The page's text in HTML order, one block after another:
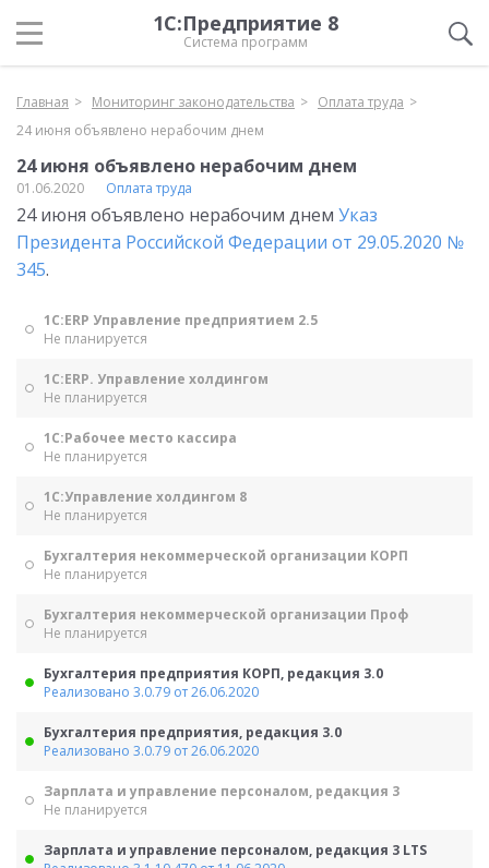
1С:Предприятие 8
Система программ
Главная Мониторинг законодательства
Оплата труда
24 июня объявлено нерабочим днем
24 июня объявлено нерабочим днем
01.06.2020 Оплата труда
24 июня объявлено нерабочим днем Указ
Президента Российской Федерации от 29.05.2020 №
345.
1С:ERP Управление предприятием 2.5
Не планируется
1С:ERP. Управление холдингом
Не планируется
1С:Рабочее место кассира
Не планируется
1С:Управление холдингом 8
Не планируется
Бухгалтерия некоммерческой организации КОРП
Не планируется
Бухгалтерия некоммерческой организации Проф
Не планируется
Бухгалтерия предприятия КОРП, редакция 3.0
Реализовано 3.0.79 от 26.06.2020
Бухгалтерия предприятия, редакция 3.0
Реализовано 3.0.79 от 26.06.2020
Зарплата и управление персоналом, редакция 3
Не планируется
Зарплата и управление персоналом, редакция 3 LTS